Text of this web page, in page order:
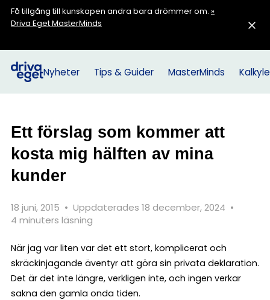
Få tillgång till kunskapen andra bara drömmer om. »
Driva Eget MasterMinds
Nyheter Tips & Guider MasterMinds
Ett förslag som kommer att
kosta mig hälften av mina
kunder
18 juni, 2015 • Uppdaterades 18 december, 2024 •
4 minuters läsning
När jag var liten var det ett stort, komplicerat och
skräckinjagande äventyr att göra sin privata deklaration.
Det är det inte längre, verkligen inte, och ingen verkar
sakna den gamla onda tiden.